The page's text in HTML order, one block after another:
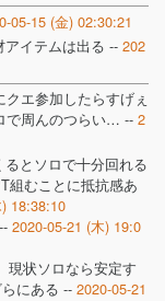
05-15 (金) 02:30:21
イテムは出る -- 202
エ参加したらすげぇ
周んのつらい… -- 2
とソロで十分回れる
組むことに抵抗感あ
18:38:10
2020-05-21 (木) 19:0
現状ソロなら安定す
にある -- 2020-05-21